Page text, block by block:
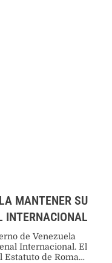
MANTENER SU
INTERNACIONAL
de Venezuela
Internacional. El
Estatuto de Roma